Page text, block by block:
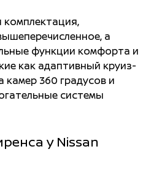
комплектация,
а
функции комфорта и
как адаптивный круиз-
камер 360 градусов и
системы
у Nissan